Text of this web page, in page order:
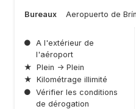
Bureaux Aeropuerto de
● A l'extérieur de
l'aéroport
★ Plein → Plein
★ Kilométrage illimité
● Vérifier les conditions
de dérogation